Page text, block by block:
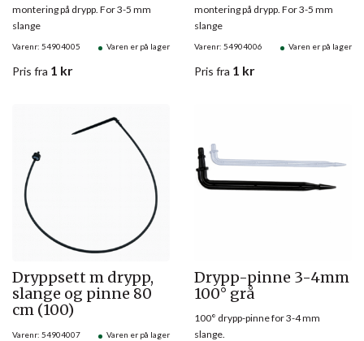
Varenr: 54904005 Varen er på lager
montering på drypp. For 3-5 mm
slange
Pris fra 1 kr
Varenr: 54904006 Varen er på lager
montering på drypp. For 3-5 mm
slange
Pris fra 1 kr
Dryppsett m drypp,
slange og pinne 80
cm (100)
Varenr: 54904007 Varen er på lager
Drypp-pinne 3-4mm
100° grå
100° drypp-pinne for 3-4 mm
slange.